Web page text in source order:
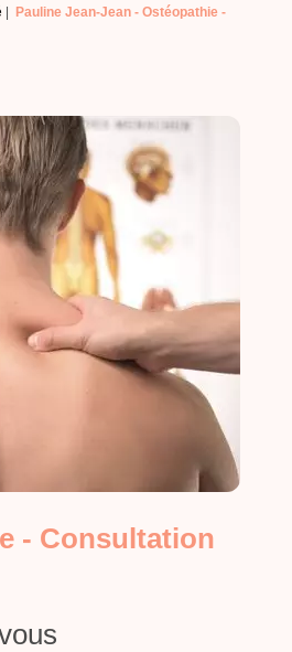
Pauline Jean-Jean -Ostéopathie -
- Consultation